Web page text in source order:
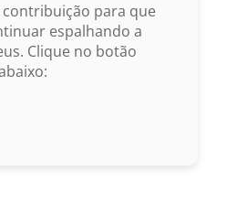
Corrigida
Atualizada
contribuição para que
espalhando a
Clique no botão